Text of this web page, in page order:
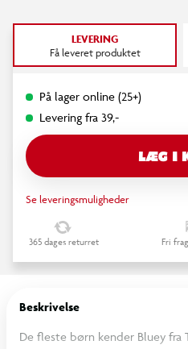
LEVERING
Få leveret produktet
På lager online (25+)
Levering fra 39,-
LÆG I
Se leveringsmuligheder
365 dages returret Fri
Beskrivelse
De fleste børn kender Bluey fra